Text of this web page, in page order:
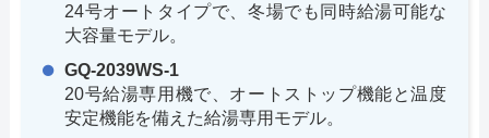
24号オートタイプで、冬場でも同時給湯可能な
大容量モデル。
GQ-2039WS-1
20号給湯専用機で、オートストップ機能と温度
安定機能を備えた給湯専用モデル。